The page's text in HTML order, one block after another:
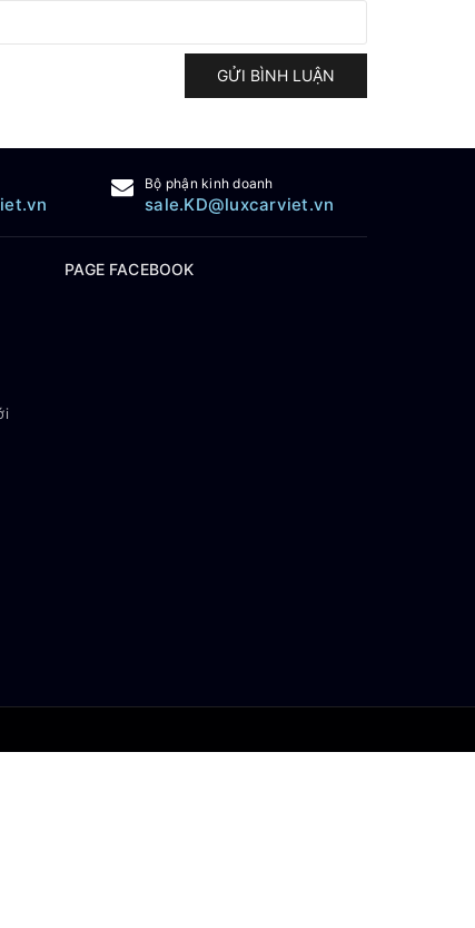
GỬI BÌNH LUẬN
Bộ phận kinh doanh
sale.KD@luxcarviet.vn
PAGE FACEBOOK